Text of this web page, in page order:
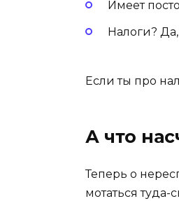
Имеет
Налоги?
Если ты про
А что
Теперь о
мотаться